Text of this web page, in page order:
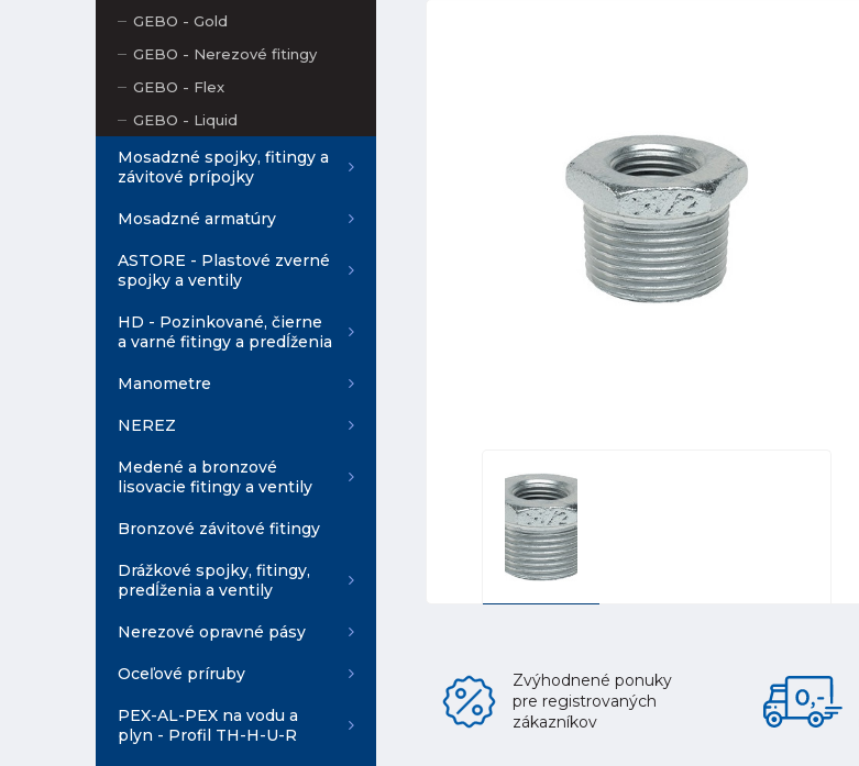
GEBO - Gold
GEBO - Nerezové fitingy
GEBO - Flex
GEBO - Liquid
Mosadzné spojky, fitingy a
závitové prípojky
Mosadzné armatúry
ASTORE - Plastové zverné
spojky a ventily
HD - Pozinkované, čierne
a varné fitingy a predĺženia
Manometre
NEREZ
Medené a bronzové
lisovacie fitingy a ventily
Bronzové závitové fitingy
Drážkové spojky, fitingy,
predĺženia a ventily
Nerezové opravné pásy
Oceľové príruby
PEX-AL-PEX na vodu a
plyn - Profil TH-H-U-R
Zvýhodnené ponuky
pre registrovaných
zákazníkov